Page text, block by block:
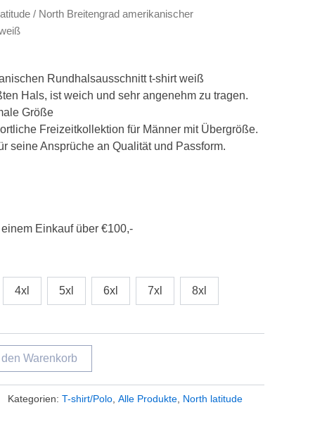
/ North Breitengrad amerikanischer
Rundhalsausschnitt t-shirt weiß
Hals, ist weich und sehr angenehm zu tragen.
Größe
Freizeitkollektion für Männer mit Übergröße.
seine Ansprüche an Qualität und Passform.
Einkauf über €100,-
4xl 5xl 6xl 7xl 8xl
Warenkorb
Kategorien: T-shirt/Polo Alle Produkte North latitude